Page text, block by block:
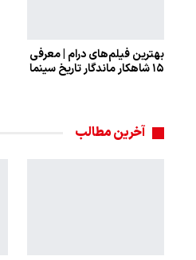
بهترین فیلم‌های درام | معرفی
۱۵ شاهکار ماندگار تاریخ سینما
آخرین مطالب